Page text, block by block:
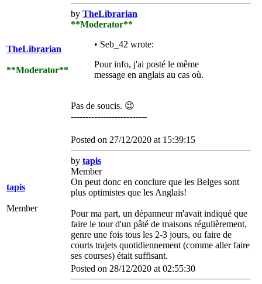
TheLibrarian
**Moderator**
by TheLibrarian
**Moderator**
• Seb_42 wrote:
Pour info, j'ai posté le même
message en anglais au cas où.
Pas de soucis. 😉
--------------------------
tapis
Member
Posted on 27/12/2020 at 15:39:15
by tapis
Member
On peut donc en conclure que les Belges sont
plus optimistes que les Anglais!
Pour ma part, un dépanneur m'avait indiqué que
faire le tour d'un pâté de maisons régulièrement,
genre une fois tous les 2-3 jours, ou faire de
courts trajets quotidiennement (comme aller faire
ses courses) était suffisant.
Posted on 28/12/2020 at 02:55:30